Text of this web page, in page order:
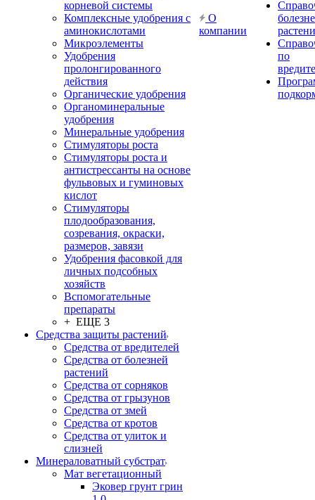
корневой системы
Комплексные удобрения с
аминокислотами
Микроэлементы
Удобрения
пролонгированного
действия
Органические удобрения
Органоминеральные
удобрения
Минеральные удобрения
Стимуляторы роста
Стимуляторы роста и
антистрессанты на основе
фульвовых и гуминовых
кислот
Стимуляторы
плодообразования,
созревания, окраски,
размеров, завязи
Удобрения фасовкой для
личных подсобных
хозяйств
Вспомогательные
препараты
+ ЕЩЕ 3
Средства защиты растений
Средства от вредителей
Средства от болезней
растений
Средства от сорняков
Средства от грызунов
Средства от змей
Средства от кротов
Средства от улиток и
слизней
Минераловатный субстрат
Мат вегетационный
Эковер грунт грин
О
компании
по